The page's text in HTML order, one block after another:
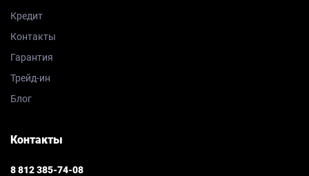
Кредит
Контакты
Гарантия
Трейд-ин
Блог
Контакты
8 812 385-74-08